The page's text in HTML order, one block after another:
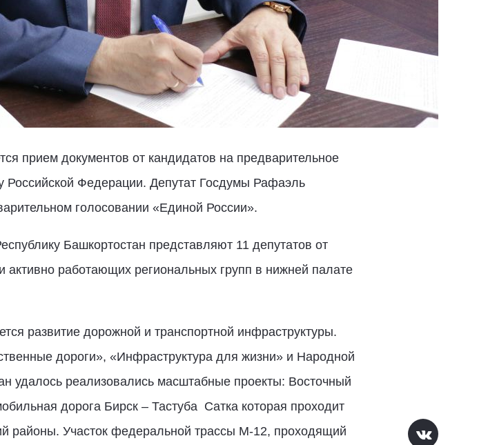
прием документов от кандидатов на предварительное
Российской Федерации. Депутат Госдумы Рафаэль
голосовании «Единой России».
Башкортостан представляют 11 депутатов от
работающих региональных групп в нижней палате
развитие дорожной и транспортной инфраструктуры.
дороги», «Инфраструктура для жизни» и Народной
удалось реализовались масштабные проекты: Восточный
дорога Бирск – Тастуба ­ Сатка которая проходит
районы. Участок федеральной трассы М-12, проходящий